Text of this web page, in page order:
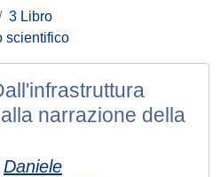
3 Libro
scientifico
narrazione della
Daniele